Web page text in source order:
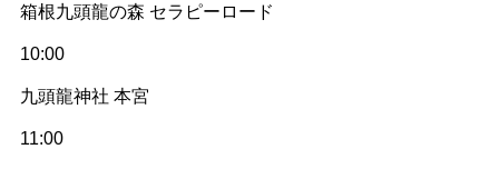
箱根九頭龍の森 セラピーロード
10:00
九頭龍神社 本宮
11:00